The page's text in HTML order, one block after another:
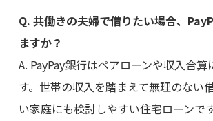
Q. 共働きの夫婦で借りたい場合、
ますか？
A. PayPay銀行はペアローンや収入合算
す。世帯の収入を踏まえて無理のない
い家庭にも検討しやすい住宅ローンで